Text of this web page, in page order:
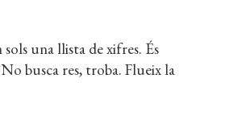
una llista de xifres. És
busca res, troba. Flueix la